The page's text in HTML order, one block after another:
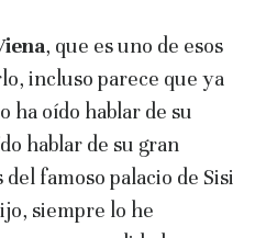
, que es uno de esos
incluso parece que ya
ha oído hablar de su
hablar de su gran
famoso palacio de Sisi
siempre lo he